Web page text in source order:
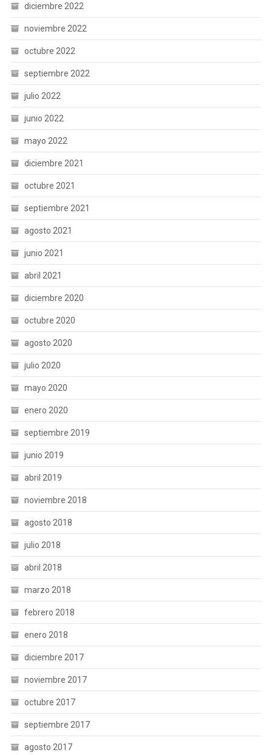
diciembre 2022
noviembre 2022
octubre 2022
septiembre 2022
julio 2022
junio 2022
mayo 2022
diciembre 2021
octubre 2021
septiembre 2021
agosto 2021
junio 2021
abril 2021
diciembre 2020
octubre 2020
agosto 2020
julio 2020
mayo 2020
enero 2020
septiembre 2019
junio 2019
abril 2019
noviembre 2018
agosto 2018
julio 2018
abril 2018
marzo 2018
febrero 2018
enero 2018
diciembre 2017
noviembre 2017
octubre 2017
septiembre 2017
agosto 2017